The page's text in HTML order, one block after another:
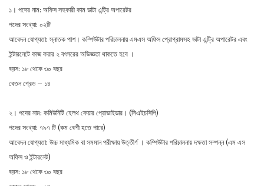
১। পদের নাম: অফিস সহকারী কাম ডাটা এন্ট্রি অপারেটর
পদের সংখ্যা: ০২টি
আবেদন যোগ্যতা: স্নাতক পাশ। কম্পিউটার পরিচালনায় এমএস অফিস প্রােগ্রামসহ ডাটা এন্ট্রি অপারেটর এবং
ইন্টারনেটে কাজ করার ২ বৎসরের অভিজ্ঞতা থাকতে হবে ।
বয়স: ১৮ থেকে ৩০ বছর
বেতন গ্রেড – ১৪
২। পদের নাম: কমিউনিটি হেলথ কেয়ার প্রােভাইডার। (সিএইচসিপি)
পদের সংখ্যা: ৭৯৭ টি (কম বেশী হতে পারে)
আবেদন যোগ্যতা: উচ্চ মাধ্যমিক বা সমমান পরীক্ষায় উত্তীর্ণ । কম্পিউটার পরিচালনায় দক্ষতা সম্পন্ন (এম এস
অফিস ও ইন্টারনেট)
বয়স: ১৮ থেকে ৩০ বছর